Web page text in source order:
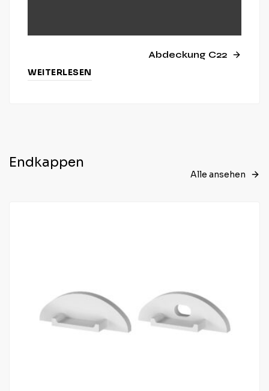
Abdeckung C22
WEITERLESEN
Endkappen
Alle ansehen